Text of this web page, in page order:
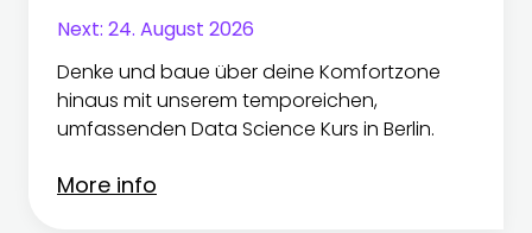
Next: 24. August 2026
Denke und baue über deine Komfortzone
hinaus mit unserem temporeichen,
umfassenden Data Science Kurs in Berlin.
More info